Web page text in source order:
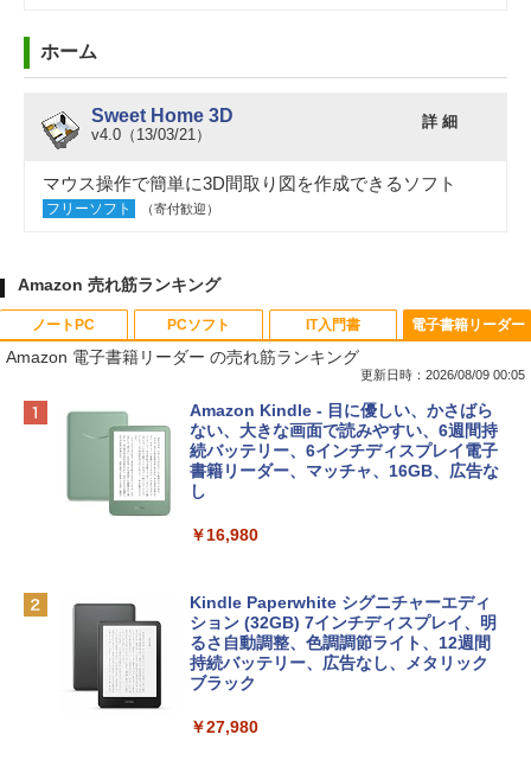
ホーム
Sweet Home 3D
v4.0（13/03/21）
詳 細
マウス操作で簡単に3D間取り図を作成できるソフト
フリーソフト （寄付歓迎）
Amazon 売れ筋ランキング
ノートPC
Apple 2026 MacBook Neo A18 Proチッ
プ搭載13インチノートブック：AIとAppl
e Intelligenceのために設計、Liquid Ret
inaディスプレイ、8GBユニファイドメモ
リ、512GB SSDストレージ、1080p Fac
ゴ
tomtoc 360°保護 15.6 16インチ パソコ
ンケース Dell NEC Lavie ASUS HP dyna
book Lenovo対応
￥2,952
PCソフト
Robloxギフトカード - 800 Robux 【限
定バーチャルアイテムを含む】 【オンラ
インゲームコード】 ロブロックス | オン
ラインコード版
定バーチャルアイテムを含む】 【オンラ
インゲームコード】 ロブロックス |オン
ラインコード版
￥1,600
IT入門書
生成AIパスポート公式テキスト 第４版
￥1,766
ズ (はぴーイラストLabo)
￥480
bデザイン入門講座［第2版］
電子書籍リーダー
Amazon 電子書籍リーダー の売れ筋ランキング
更新日時：2026/08/09 00:05
Amazon Kindle - 目に優しい、かさばら
ない、大きな画面で読みやすい、6週間持
続バッテリー、6インチディスプレイ電子
書籍リーダー、マッチャ、16GB、広告な
し
￥16,980
Kindle Paperwhite シグニチャーエディ
ション (32GB) 7インチディスプレイ、明
るさ自動調整、色調調節ライト、12週間
持続バッテリー、広告なし、メタリック
ブラック
￥27,980